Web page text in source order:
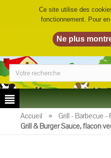
LA
Accueil » Grill - Barbecue -
Grill & Burger Sauce, flacon
Ce site utilise des
fonctionnement. Pour